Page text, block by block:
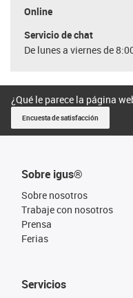
Online
Servicio de chat
De lunes a viernes de
¿Qué le parece la página
Encuesta de satisfacción
Sobre igus®
Sobre nosotros
Trabaje con nosotros
Prensa
Ferias
Servicios